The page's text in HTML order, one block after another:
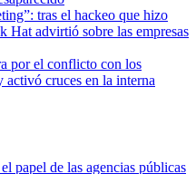
tras el hackeo que hizo
advirtió sobre las empresas
por el conflicto con los
cruces en la interna
papel de las agencias públicas